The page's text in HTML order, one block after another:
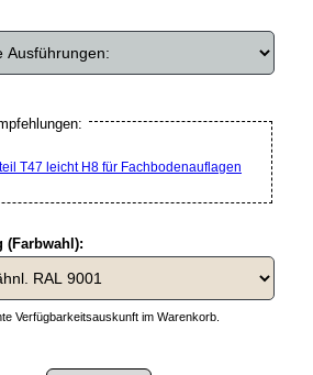
T47 leicht H8 für Fachbodenauflagen
(Farbwahl):
Verfügbarkeitsauskunft im Warenkorb.